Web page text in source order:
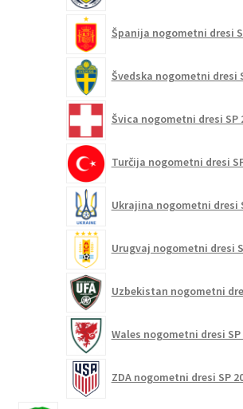
Španija nogometni dresi
Švedska nogometni dresi
Švica nogometni dresi SP
Turčija nogometni dresi
Ukrajina nogometni dresi
Urugvaj nogometni dresi
Uzbekistan nogometni
Wales nogometni dresi SP
ZDA nogometni dresi SP